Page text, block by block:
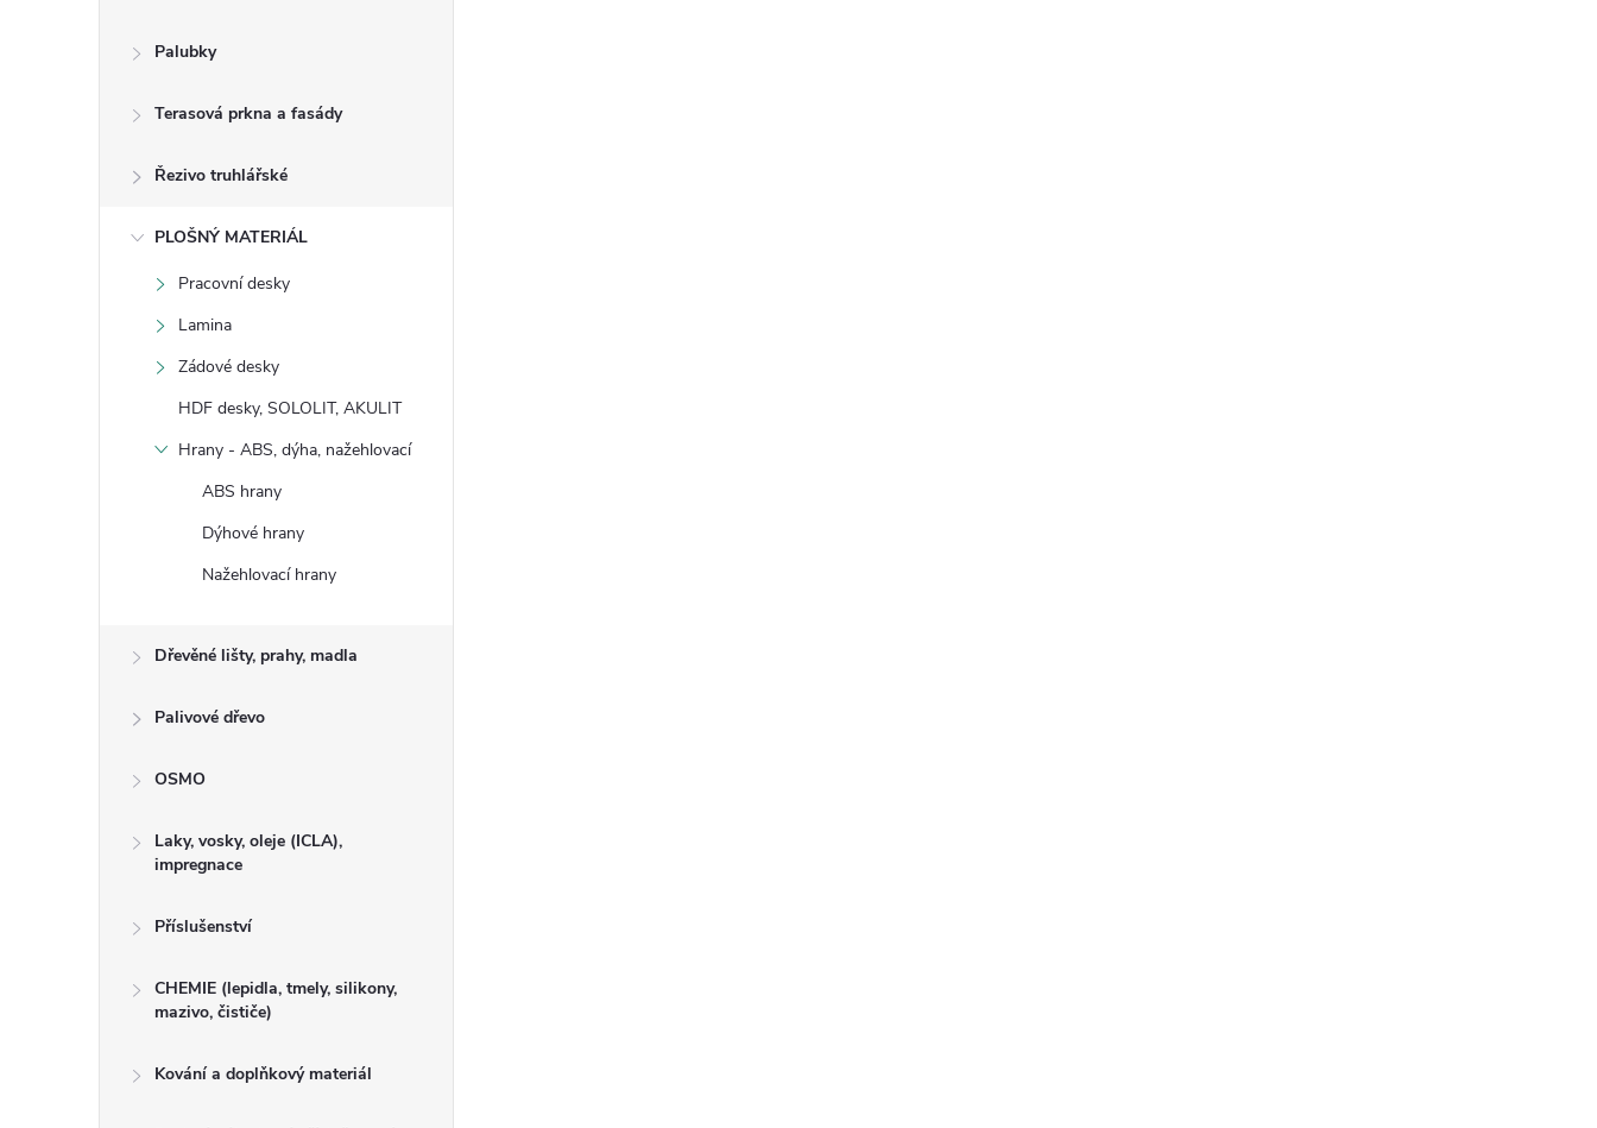
Palubky
Terasová prkna a fasády
Řezivo truhlářské
PLOŠNÝ MATERIÁL
Pracovní desky
Lamina
Zádové desky
HDF desky, SOLOLIT, AKULIT
Hrany - ABS, dýha, nažehlovací
ABS hrany
Dýhové hrany
Nažehlovací hrany
Dřevěné lišty, prahy, madla
Palivové dřevo
OSMO
Laky, vosky, oleje (ICLA),
impregnace
Příslušenství
CHEMIE (lepidla, tmely, silikony,
mazivo, čističe)
Kování a doplňkový materiál